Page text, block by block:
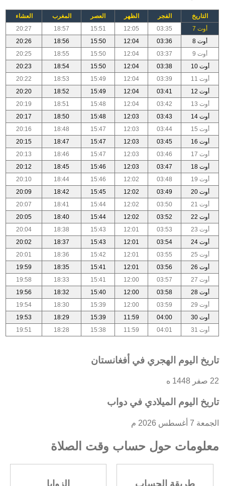
التاريخ الفجر الظهر العصر المغرب
العشاء
أوت 7
03:35
12:05
15:51
18:57
20:27
أوت 8
03:36
12:04
15:50
18:56
20:26
أوت 9
03:37
12:04
15:50
18:55
20:25
أوت 10
03:38
12:04
15:50
18:54
20:23
أوت 11
03:39
12:04
15:49
18:53
20:22
أوت 12
03:41
12:04
15:49
18:52
20:20
أوت 13
03:42
12:04
15:48
18:51
20:19
أوت 14
03:43
12:03
15:48
18:50
20:17
أوت 15
03:44
12:03
15:47
18:48
20:16
أوت 16
03:45
12:03
15:47
18:47
20:15
أوت 17
03:46
12:03
15:47
18:46
20:13
أوت 18
03:47
12:03
15:46
18:45
20:12
أوت 19
03:48
12:02
15:46
18:44
20:10
أوت 20
03:49
12:02
15:45
18:42
20:09
أوت 21
03:50
12:02
15:44
18:41
20:07
أوت 22
03:52
12:02
15:44
18:40
20:05
أوت 23
03:53
12:01
15:43
18:38
20:04
أوت 24
03:54
12:01
15:43
18:37
20:02
أوت 25
03:55
12:01
15:42
18:36
20:01
أوت 26
03:56
12:01
15:41
18:35
19:59
أوت 27
03:57
12:00
15:41
18:33
19:58
أوت 28
03:58
12:00
15:40
18:32
19:56
أوت 29
03:59
12:00
15:39
18:30
19:54
أوت 30
04:00
11:59
15:39
18:29
19:53
أوت 31
04:01
11:59
15:38
18:28
19:51
تاريخ اليوم الهجري في أفغانستان
22 صفر 1448 ه
تاريخ اليوم الميلادي في دواب
الجمعة 7 أغسطس 2026 م
معلومات حول حساب وقت الصلاة